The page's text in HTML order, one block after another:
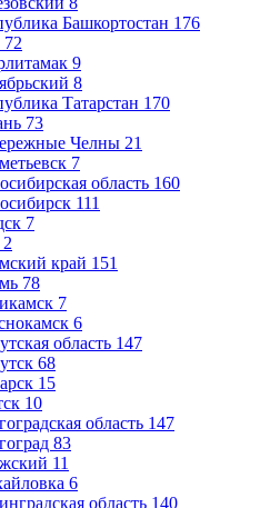
Башкортостан 176
72
9
8
Татарстан 170
73
Челны 21
7
область 160
111
7
2
край 151
78
7
6
область 147
68
15
10
область 147
83
11
6
область 140